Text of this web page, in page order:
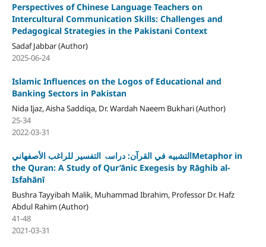
Perspectives of Chinese Language Teachers on
Intercultural Communication Skills: Challenges and
Pedagogical Strategies in the Pakistani Context
Sadaf Jabbar (Author)
2025-06-24
Islamic Influences on the Logos of Educational and
Banking Sectors in Pakistan
Nida Ijaz, Aisha Saddiqa, Dr. Wardah Naeem Bukhari (Author)
25-34
2022-03-31
التشبيه في القرآن: دراسۃ التفسیر للراغب الأصفهانيMetaphor in
the Quran: A Study of Qur’ānic Exegesis by Rāghib al-
Isfahānī
Bushra Tayyibah Malik, Muhammad Ibrahim, Professor Dr. Hafz
Abdul Rahim (Author)
41-48
2021-03-31